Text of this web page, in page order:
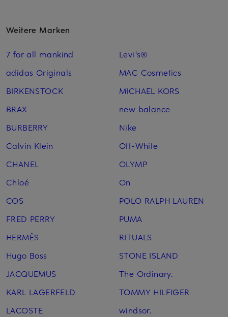
Weitere Marken
7 for all mankind
adidas Originals
BIRKENSTOCK
BRAX
BURBERRY
Calvin Klein
CHANEL
Chloé
COS
FRED PERRY
HERMÈS
Hugo Boss
JACQUEMUS
KARL LAGERFELD
LACOSTE
Levi's®
MAC Cosmetics
MICHAEL KORS
new balance
Nike
Off-White
OLYMP
On
POLO RALPH LAUREN
PUMA
RITUALS
STONE ISLAND
The Ordinary.
TOMMY HILFIGER
windsor.